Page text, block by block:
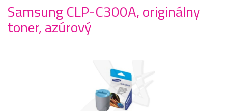
Samsung CLP-C300A, originálny
toner, azúrový